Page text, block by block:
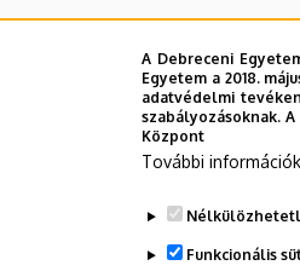
A Debreceni
Egyetem a 2018.
adatvédelmi
szabályozásoknak.
Központ
További információk
Funkcionális